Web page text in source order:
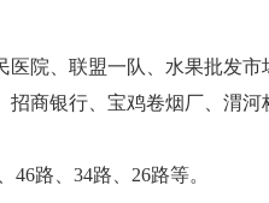
院、联盟一队、水果批发市
商银行、宝鸡卷烟厂、渭河
46路、34路、26路等。